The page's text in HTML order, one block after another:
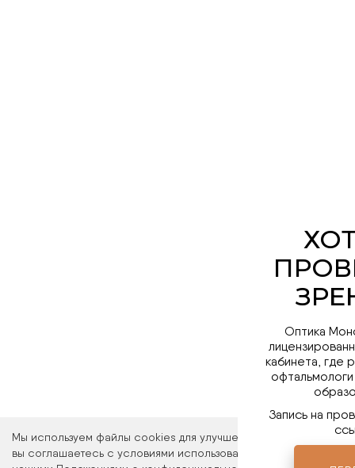
Мы используем файлы cookies для улучшения работы сайта.
вы соглашаетесь с условиями использования файлов cookies.
Оптика
кабинета, где
Запись на